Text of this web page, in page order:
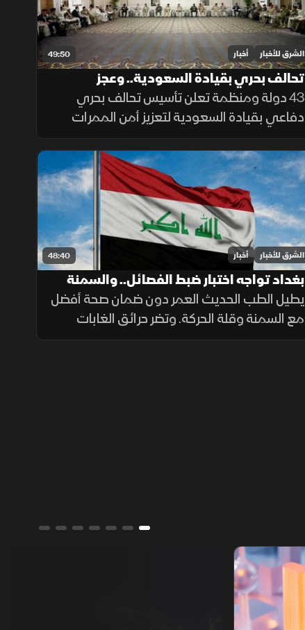
49:50 الشرق للأخبار أخبار
تحالف بحري بقيادة السعودية.. وعجز
الميزانية يتراجع
43 دولة ومنظمة تعلن تأسيس تحالف بحري
دفاعي بقيادة السعودية لتعزيز أمن الممرات
البحرية، وحماية الملاحة والتجارة العالمية من
التهديدات.
48:40 الشرق للأخبار أخبار
بغداد تواجه اختبار ضبط الفصائل.. والسمنة
وقلة الحركة تقللان سنوات الصحة
يطيل الطب الحديث العمر دون ضمان صحة أفضل
مع السمنة وقلة الحركة. وتضر حرائق الغابات
بالسياحة والزراعة، بينما تختبر الهجمات من العراق